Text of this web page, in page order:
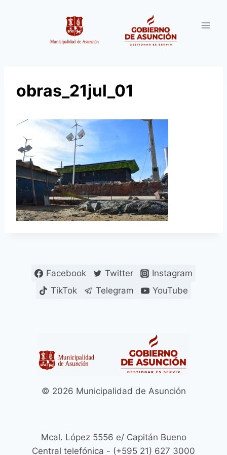
obras_21jul_01
Facebook Twitter
Instagram
TikTok
Telegram YouTube
© 2026 Municipalidad de Asunción
Mcal. López 5556 e/ Capitán Bueno
Central telefónica - (+595 21) 627 3000